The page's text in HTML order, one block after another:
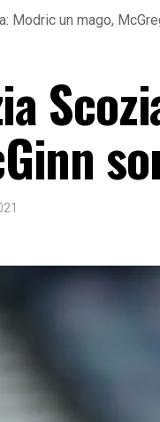
Modric un mago,